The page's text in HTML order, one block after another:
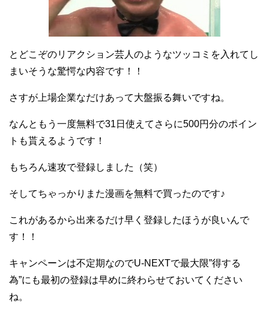
とどこぞのリアクション芸人のようなツッコミを入れてし
まいそうな驚愕な内容です！！
さすが上場企業なだけあって大盤振る舞いですね。
なんともう一度無料で31日使えてさらに500円分のポイン
トも貰えるようです！
もちろん速攻で登録しました（笑）
そしてちゃっかりまた漫画を無料で買ったのです♪
これがあるから出来るだけ早く登録したほうが良いんで
す！！
キャンペーンは不定期なのでU-NEXTで最大限”得する
為”にも最初の登録は早めに終わらせておいてください
ね。